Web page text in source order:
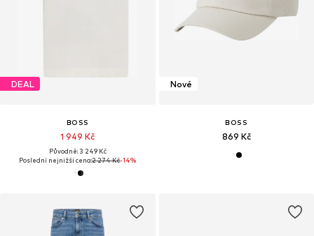
DEAL
BOSS
1 949 Kč
Původně: 3 249 Kč
Poslední nejnižší cena:2 274 Kč-14%
Nové
BOSS
869 Kč